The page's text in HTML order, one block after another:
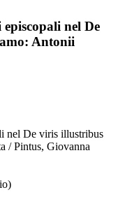
nel De
Antonii
nel De viris illustribus
/ Pintus, Giovanna